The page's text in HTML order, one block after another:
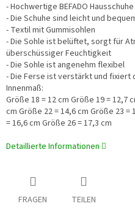
- Hochwertige BEFADO Hausschuhe
- Die Schuhe sind leicht und
- Textil mit Gummisohlen
- Die Sohle ist belüftet, sorgt für
überschüssiger Feuchtigkeit
- Die Sohle ist angenehm flexibel
- Die Ferse ist verstärkt und fixiert
Innenmaß:
Größe 18 = 12 cm Größe 19 = 12,7
cm Größe 22 = 14,6 cm Größe 23 =
= 16,6 cm Größe 26 = 17,3 cm
Detaillierte Informationen
FRAGEN TEILEN